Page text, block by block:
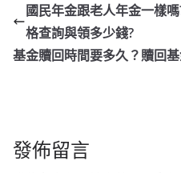
國民年金跟老人年金一樣
格查詢與領多少錢?
基金贖回時間要多久？贖回
發佈留言